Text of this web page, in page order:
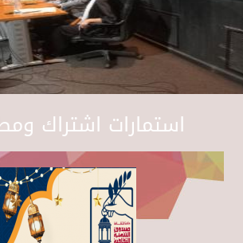
استمارات اشتراك